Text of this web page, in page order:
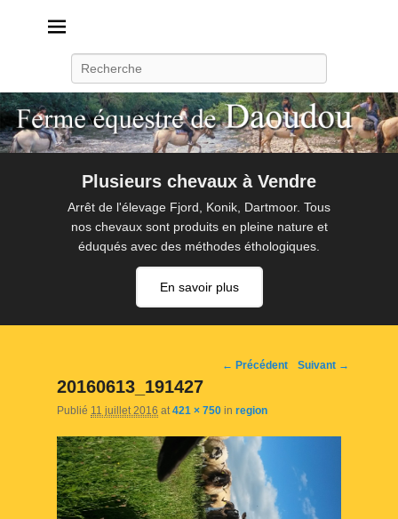
Plusieurs chevaux à Vendre
Arrêt de l'élevage Fjord, Konik, Dartmoor. Tous
nos chevaux sont produits en pleine nature et
éduqués avec des méthodes éthologiques.
En savoir plus
Navigation
← Précédent Suivant →
20160613_191427
Publié 11 juillet 2016 at 421 × 750 in region